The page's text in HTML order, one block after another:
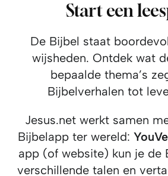
Start een
De Bijbel staat
wijsheden. Ontdek wat
bepaalde thema’s
Bijbelverhalen tot
Jesus.net werkt samen
Bijbelapp ter wereld:
app (of website) kun je de
verschillende talen en